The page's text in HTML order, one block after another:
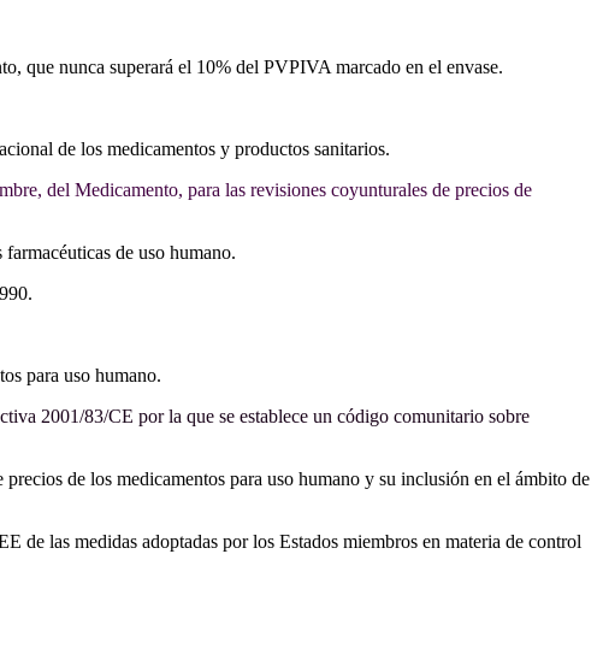
que nunca superará el 10% del PVPIVA marcado en el envase.
de los medicamentos y productos sanitarios.
del Medicamento, para las revisiones coyunturales de precios de
de uso humano.
para uso humano.
2001/83/CE por la que se establece un código comunitario sobre
de los medicamentos para uso humano y su inclusión en el ámbito de
las medidas adoptadas por los Estados miembros en materia de control